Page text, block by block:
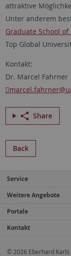
attraktive
Unter anderem
Graduate School
Top Global
Kontakt:
Dr. Marcel Fahrner
marcel.fahrner
Share
Back
Service
Weitere Angebote
Portale
Kontakt
© 2026 Eberhard